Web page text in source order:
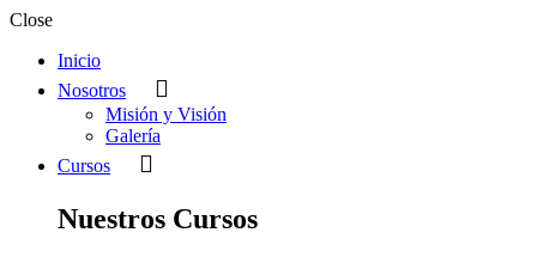
Close
Inicio
Nosotros
Misión y Visión
Galería
Cursos
Nuestros Cursos